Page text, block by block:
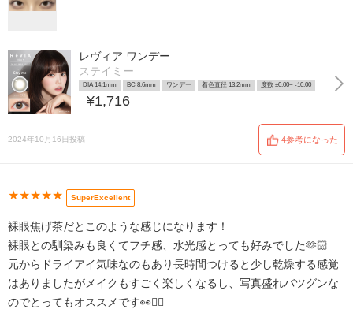
レヴィア ワンデー
ステイミー
DIA 14.1mm BC 8.6mm ワンデー 着色直径 13.2mm 度数 ±0.00~ -10.00
¥1,716
2024年10月16日投稿 4参考になった
★★★★★ SuperExcellent
裸眼焦げ茶だとこのような感じになります！
裸眼との馴染みも良くてフチ感、水光感とっても好みでした🫶🏻
元からドライアイ気味なのもあり長時間つけると少し乾燥する感覚
はありましたがメイクもすごく楽しくなるし、写真盛れバツグンな
のでとってもオススメです👀❤️‍🔥